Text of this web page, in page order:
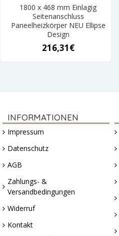
1800 x 468 mm Einlagig
Seitenanschluss
Paneelheizkörper NEU Ellipse
Design
216,31€
INFORMATIONEN
Impressum
Datenschutz
AGB
Zahlungs- &
Versandbedingungen
Widerruf
Kontakt